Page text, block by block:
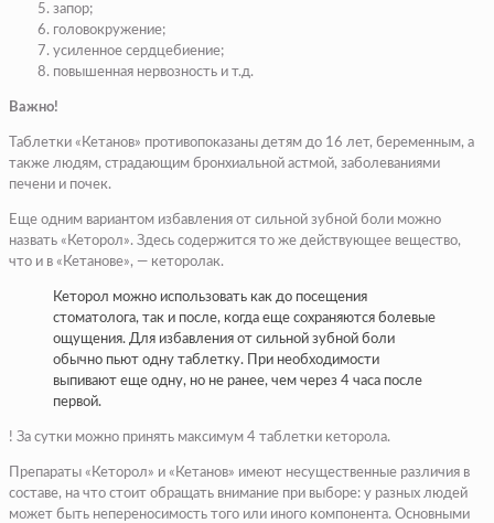
запор;
головокружение;
усиленное сердцебиение;
повышенная нервозность и т.д.
Важно!
Таблетки «Кетанов» противопоказаны детям до 16 лет, беременным, а
также людям, страдающим бронхиальной астмой, заболеваниями
печени и почек.
Еще одним вариантом избавления от сильной зубной боли можно
назвать «Кеторол». Здесь содержится то же действующее вещество,
что и в «Кетанове», — кеторолак.
Кеторол можно использовать как до посещения
стоматолога, так и после, когда еще сохраняются болевые
ощущения. Для избавления от сильной зубной боли
обычно пьют одну таблетку. При необходимости
выпивают еще одну, но не ранее, чем через 4 часа после
первой.
! За сутки можно принять максимум 4 таблетки кеторола.
Препараты «Кеторол» и «Кетанов» имеют несущественные различия в
составе, на что стоит обращать внимание при выборе: у разных людей
может быть непереносимость того или иного компонента. Основными